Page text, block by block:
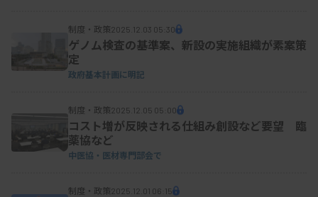
制度・政策2025.12.03 05:30
ゲノム検査の基準案、新設の実施組織が素案策
定
政府基本計画に明記
制度・政策2025.12.05 05:00
コスト増が反映される仕組み創設など要望 臨
薬協など
中医協・医材専門部会で
制度・政策2025.12.01 06:15